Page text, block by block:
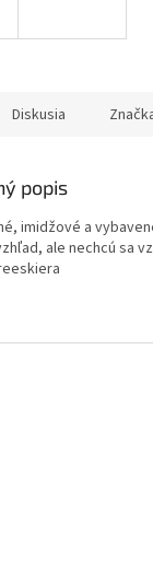
Diskusia
popis
imidžové a
ale nechcú sa